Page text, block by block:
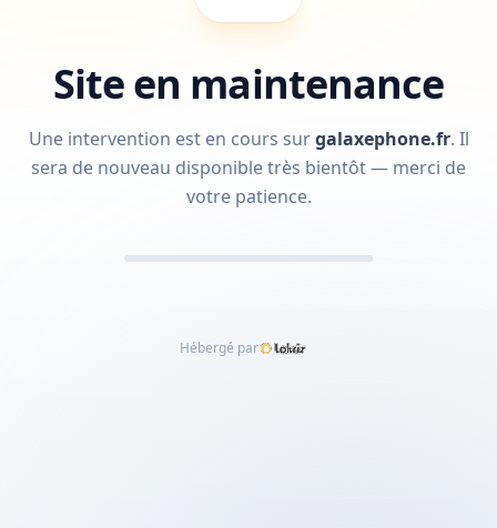
Site en maintenance
Une intervention est en cours surgalaxephone.fr. Il
sera de nouveau disponible très bientôt — merci de
votre patience.
Hébergé par